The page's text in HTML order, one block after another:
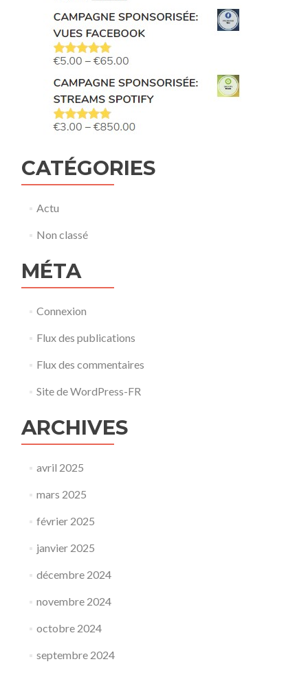
CATÉGORIES
Actu
Non classé
MÉTA
Connexion
Flux des publications
Flux des commentaires
Site de WordPress-FR
ARCHIVES
avril 2025
mars 2025
février 2025
janvier 2025
décembre 2024
novembre 2024
octobre 2024
septembre 2024